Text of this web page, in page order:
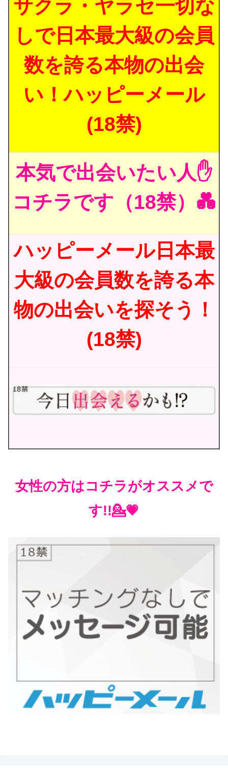
サクラ・ヤラセ一切な
しで日本最大級の会員
数を誇る本物の出会
い！ハッピーメール
(18禁)
本気で出会いたい人✋
コチラです（18禁）💑
ハッピーメール日本最
大級の会員数を誇る本
物の出会いを探そう！
(18禁)
女性の方はコチラがオススメで
す!!💁💗